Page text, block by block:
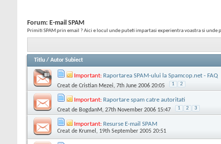
Forum: E-mail SPAM
Primiti SPAM prin email ? Aici e locul unde puteti impartasi experientra voastra si
Titlu / Autor Subiect
Important: Raportarea SPAM-ului la Spamcop.net - FAQ
Creat de Cristian Mezei, 7th June 2006 20:05 1 2
Important: Raportare spam catre autoritati
Creat de BogdanM, 27th November 2006 15:47 1 2 3
Important: Resurse E-mail SPAM
Creat de Krumel , 19th September 2005 20:51